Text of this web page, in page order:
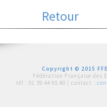
Retour
Copyright © 2015
Fédération Française des
tél : 01 39 44 65 80 | contact :